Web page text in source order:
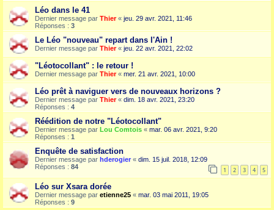
Léo dans le 41
Dernier message par Thier« jeu. 29 avr. 2021, 11:46
Réponses : 3
Le Léo "nouveau" repart dans l'Ain !
Dernier message par Thier« jeu. 22 avr. 2021, 22:02
"Léotocollant" : le retour !
Dernier message par Thier« mer. 21 avr. 2021, 10:00
Léo prêt à naviguer vers de nouveaux horizons ?
Dernier message par Thier« dim. 18 avr. 2021, 23:20
Réponses : 4
Réédition de notre "Léotocollant"
Dernier message par Lou Comtois « mar. 06 avr. 2021, 9:20
Réponses : 1
Enquête de satisfaction
Dernier message par hderogier « dim. 15 juil. 2018, 12:09
Réponses : 84 1 2 3 4 5
Léo sur Xsara dorée
Dernier message par etienne25 « mar. 03 mai 2011, 19:05
Réponses : 9